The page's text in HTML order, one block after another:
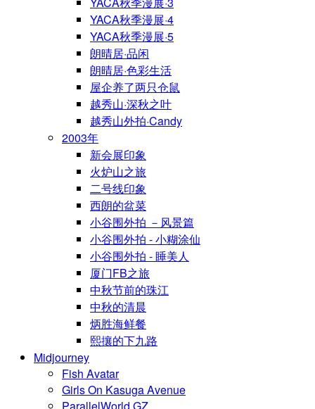
YACA秋季漫展·4
YACA秋季漫展·5
朗晴居·品闲
朗晴居·色彩生活
屋企养了两只仓鼠
越秀山·深秋之叶
越秀山外拍·Candy
2003年
新会展印象
火炉山之旅
二号线印象
西朗的盆菜
小谷围外拍 －风景篇
小谷围外拍 - 小糊涂仙
小谷围外拍 - 睡美人
厦门FB之旅
中秋节前的珠江
中秋的清晨
炳胜海鲜餐
熙攘的下九路
Midjourney
Fish Avatar
Girls On Kasuga Avenue